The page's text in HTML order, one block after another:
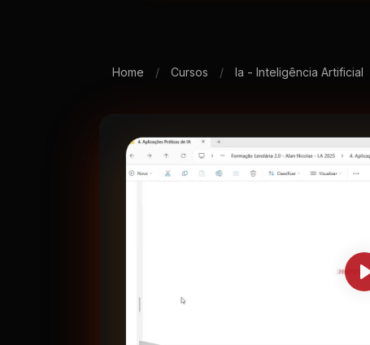
Home / Cursos / Ia - Inteligência Artificial